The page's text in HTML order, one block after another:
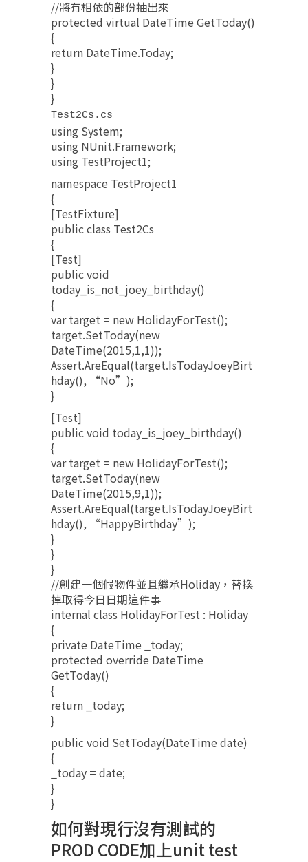
//將有相依的部份抽出來
protected virtual DateTime GetToday()
{
return DateTime.Today;
}
}
}
Test2Cs.cs
using System;
using NUnit.Framework;
using TestProject1;
namespace TestProject1
{
[TestFixture]
public class Test2Cs
{
[Test]
public void
today_is_not_joey_birthday()
{
var target = new HolidayForTest();
target.SetToday(new
DateTime(2015,1,1));
Assert.AreEqual(target.IsTodayJoeyBirt
hday(), “No”);
}
[Test]
public void today_is_joey_birthday()
{
var target = new HolidayForTest();
target.SetToday(new
DateTime(2015,9,1));
Assert.AreEqual(target.IsTodayJoeyBirt
hday(), “HappyBirthday”);
}
}
}
//創建一個假物件並且繼承Holiday，替換
掉取得今日日期這件事
internal class HolidayForTest : Holiday
{
private DateTime _today;
protected override DateTime
GetToday()
{
return _today;
}
public void SetToday(DateTime date)
{
_today = date;
}
}
如何對現行沒有測試的
PROD CODE加上unit test